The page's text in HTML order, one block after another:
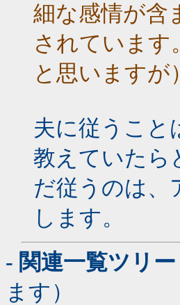
細な感情が含
されています
と思いますが）
夫に従うこと
教えていたら
だ従うのは、
します。
- 関連一覧ツリー
ます）